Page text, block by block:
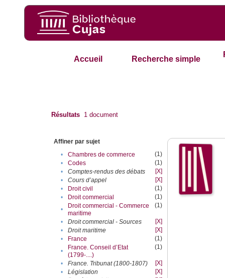
Accueil Recherche simple
Résultats 1 document
Affiner par sujet
•
Chambres de commerce
(1)
•
Codes
(1)
•
Comptes-rendus des débats
[X]
•
Cours d’appel
[X]
•
Droit civil
(1)
•
Droit commercial
(1)
•
Droit commercial - Commerce
maritime
(1)
• Droit commercial - Sources
[X]
•
Droit maritime
[X]
•
France
(1)
•
France. Conseil d’Etat
(1799-....)
(1)
• France. Tribunat (1800-1807)
[X]
•
Législation
[X]